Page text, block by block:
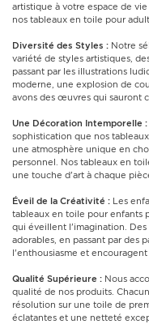
artistique à votre espace de
nos tableaux en toile pour
Diversité des Styles : Notre
variété de styles artistiques,
passant par les illustrations
moderne, une explosion de
avons des œuvres qui sauront
Une Décoration Intemporelle :
sophistication que nos
une atmosphère unique en
personnel. Nos tableaux en
une touche d'art à chaque
Éveil de la Créativité : Les
tableaux en toile pour enfants
qui éveillent l'imagination. Des
adorables, en passant par des
l'enthousiasme et
Qualité Supérieure : Nous
qualité de nos produits.
résolution sur une toile de
éclatantes et une netteté